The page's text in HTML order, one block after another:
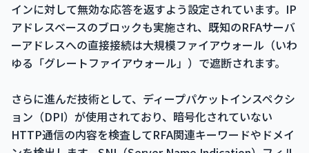
インに対して無効な応答を返すよう設定されています。IP
アドレスベースのブロックも実施され、既知のRFAサーバ
ーアドレスへの直接接続は大規模ファイアウォール（いわ
ゆる「グレートファイアウォール」）で遮断されます。
さらに進んだ技術として、ディープパケットインスペクシ
ョン（DPI）が使用されており、暗号化されていない
HTTP通信の内容を検査してRFA関連キーワードやドメイ